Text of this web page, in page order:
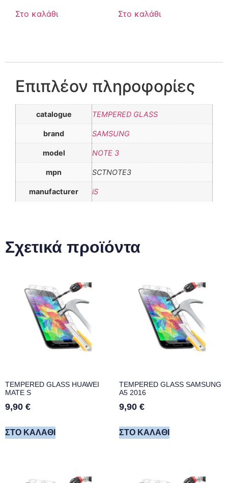
Στο καλάθι Στο καλάθι
Επιπλέον πληροφορίες
catalogue TEMPERED GLASS
brand SAMSUNG
model NOTE 3
mpn SCTNOTE3
manufacturer iS
Σχετικά προϊόντα
TEMPERED GLASS HUAWEI
MATE S
9,90 €
ΣΤΟ ΚΑΛΆΘΙ
TEMPERED GLASS SAMSUNG
A5 2016
9,90 €
ΣΤΟ ΚΑΛΆΘΙ